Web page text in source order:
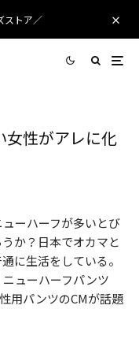
ストア／
女性がアレに化
ーハーフが多いとび
か？日本でオカマと
に生活をしている。
ューハーフパンツ
用パンツのCMが話題